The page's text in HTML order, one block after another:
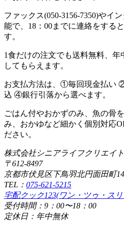
ファックス(050-3156-7350)やイ
能で、18：00までに連絡をする
す。
1食だけの注文でも送料無料、
してもらえます。
お支払方法は、①毎回現金払い
込 ④銀行引落から選べます。
ごはん付やおかずのみ、魚の骨
み、おかゆなど細かく個別対応
ださい。
株式会社シニアライフクリエイト
〒612-8497
京都市伏見区下鳥羽北円面田町
TEL： 075-621-5215
宅配クック123(ワン・ツゥ・ス
受付時間：9：00〜18：00
定休日：年中無休